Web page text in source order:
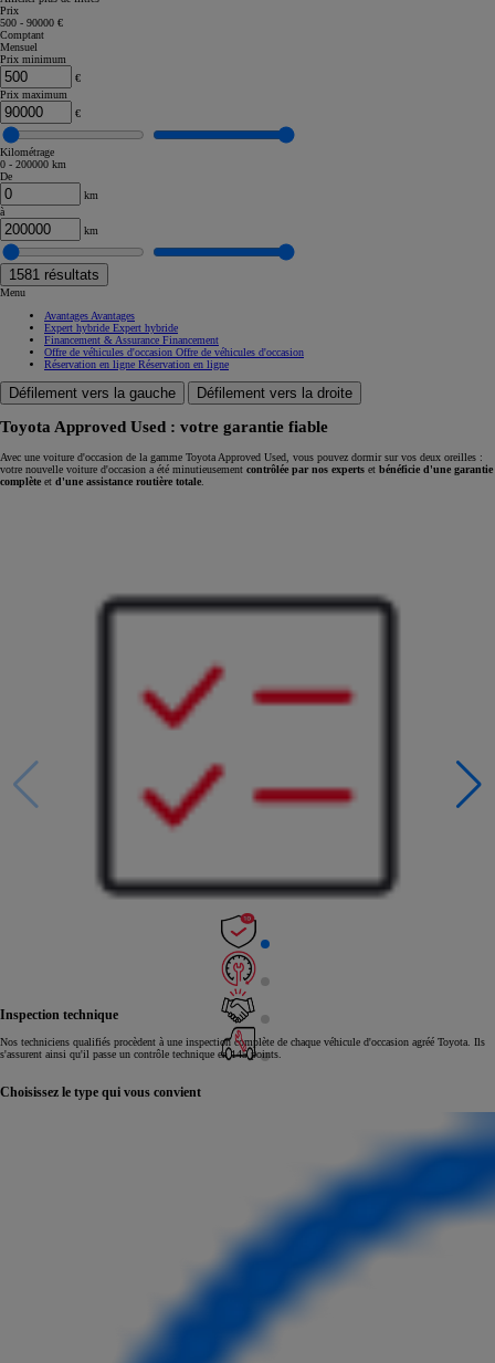
Prix
500 - 90000 €
Comptant
Mensuel
Prix minimum
€
Prix maximum
€
Kilométrage
0 - 200000 km
De
km
à
km
1581 résultats
Menu
Avantages Avantages
Expert hybride Expert hybride
Financement & Assurance Financement
Offre de véhicules d'occasion Offre de véhicules d'occasion
Réservation en ligne Réservation en ligne
Défilement vers la gauche Défilement vers la droite
Toyota Approved Used : votre garantie fiable
Avec une voiture d'occasion de la gamme Toyota Approved Used, vous pouvez dormir sur vos deux oreilles :
votre nouvelle voiture d'occasion a été minutieusement contrôlée par nos experts et bénéficie d'une garantie
complète et d'une assistance routière totale
Inspection technique
Nos techniciens qualifiés procèdent à une inspection complète de chaque véhicule d'occasion agréé Toyota. Ils
s'assurent ainsi qu'il passe un contrôle technique en 145 points.
Choisissez le type qui vous convient